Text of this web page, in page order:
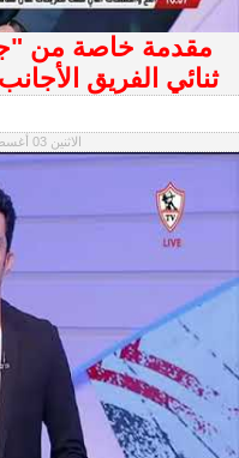
مقدمة خاصة من
ثنائي الفريق
الاثنين 03 أغسطس 2026 08:56:54 مساءً